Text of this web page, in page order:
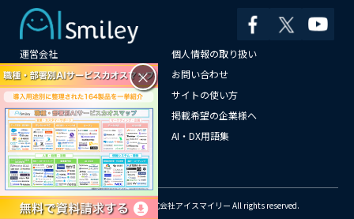
運営会社
個人情報の取り扱い
よくある質問
お問い合わせ
メールマガジン登録
サイトの使い方
情報提供はこちらから
掲載希望の企業様へ
AI企業一覧
AI・DX用語集
サイトマップ
© Copyright 2018-2026 株式会社アイスマイリー All rights reserved.
×